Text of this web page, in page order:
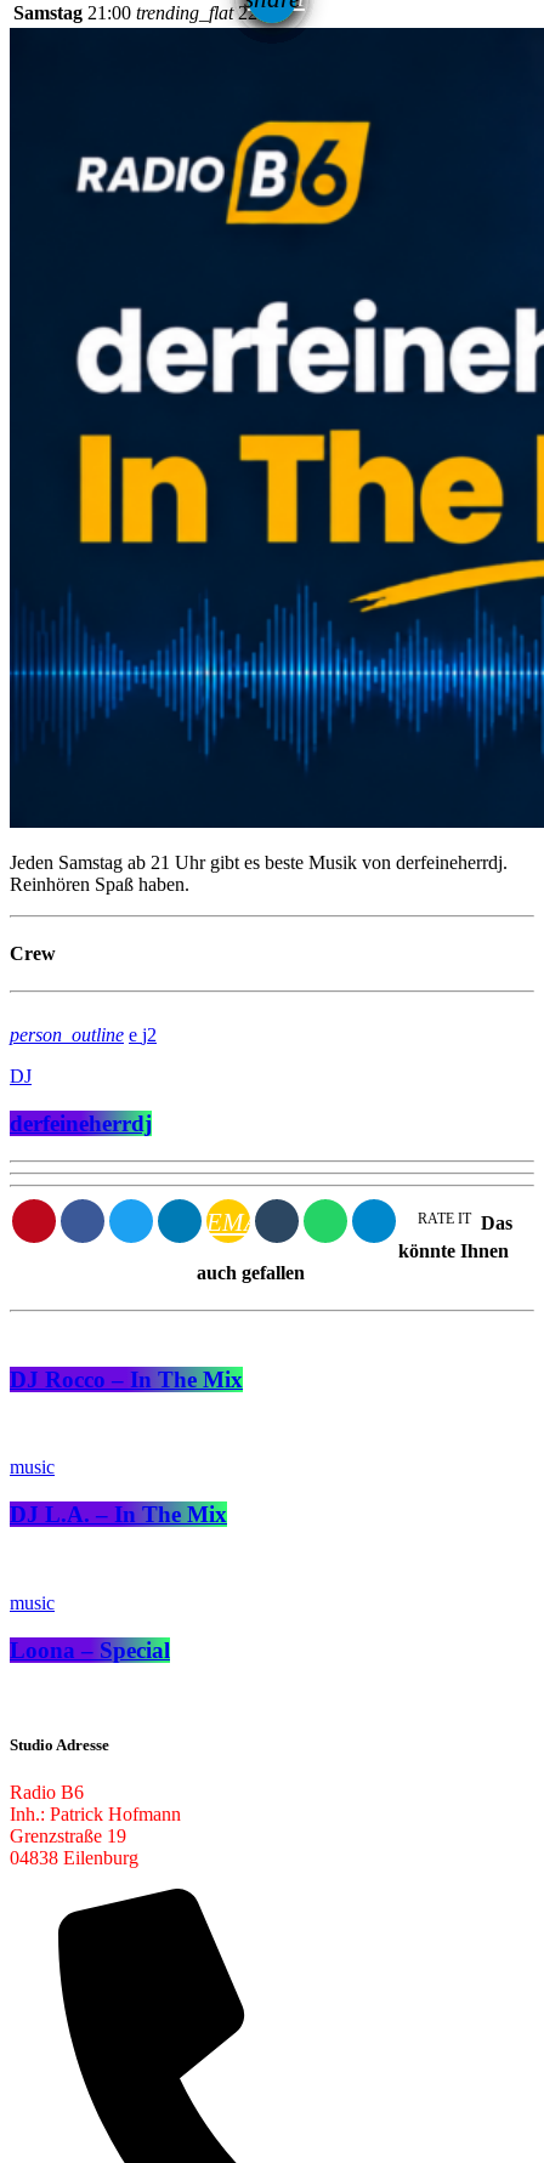
Samstag 21:00 trending_flat 22:00
Jeden Samstag ab 21 Uhr gibt es beste Musik von derfeineherrdj.
Reinhören Spaß haben.
Crew
person_outline
2
DJ
derfeineherrdj
EMAIL RATE IT Das
könnte Ihnen
auch gefallen
DJ Rocco – In The Mix
music
DJ L.A. – In The Mix
music
Loona – Special
Studio Adresse
Radio B6
Inh.: Patrick Hofmann
Grenzstraße 19
04838 Eilenburg